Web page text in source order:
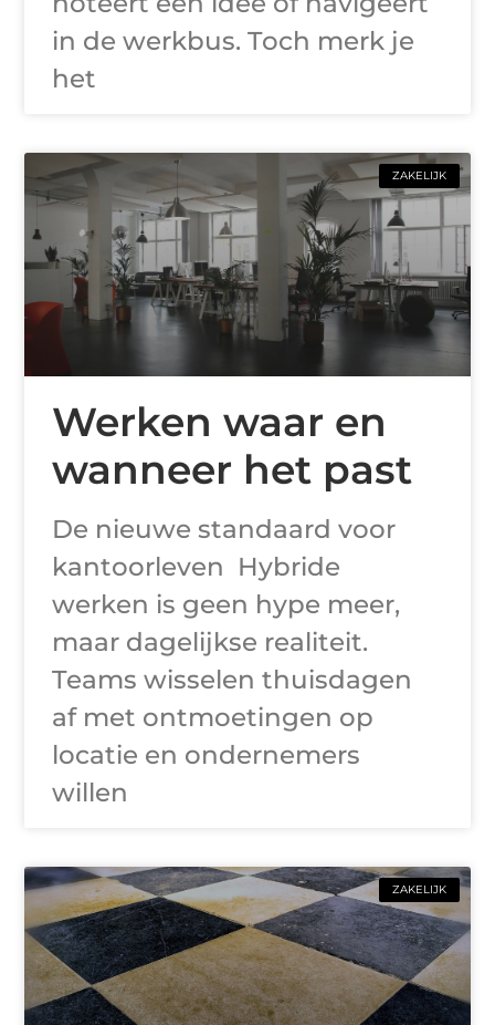
in de werkbus. Toch merk je
het
ZAKELIJK
Werken waar en
wanneer het past
De nieuwe standaard voor
kantoorleven Hybride
werken is geen hype meer,
maar dagelijkse realiteit.
Teams wisselen thuisdagen
af met ontmoetingen op
locatie en ondernemers
willen
ZAKELIJK